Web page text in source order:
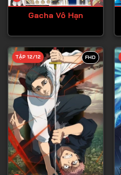
Tập 26
Tập 29
Tập 30
Tập 31
Tập 32
Tập 33
Tập 34
Tập 35
Gacha Vô Hạn
FHD
TẬP 12/12